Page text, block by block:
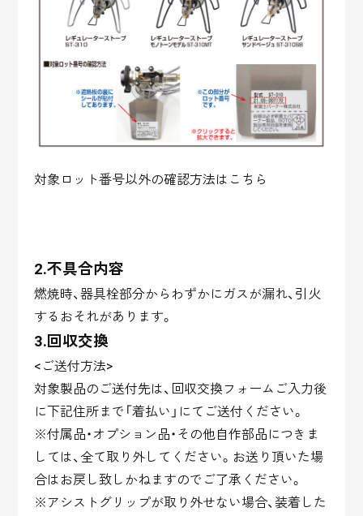
対象ロット番号以外の確認方法はこちら
2.不具合内容
燃焼時、器具栓部分からわずかにガスが漏れ、引火
するおそれがあります。
3.回収交換
<ご送付方法>
対象製品のご送付先は、回収交換フォームご入力後
に下記住所まで「着払い」にてご送付ください。
※付属品・オプション品・その他自作部品につきま
しては、全て取り外してください。お送り頂いた場
合はお戻し致しかねますのでご了承ください。
※アシストグリップが取り外せない場合、装着した